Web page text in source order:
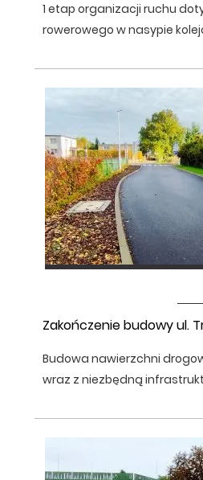
1 etap organizacji ruchu
rowerowego w nasypie
Zakończenie budowy ul.
Budowa nawierzchni
wraz z niezbędną